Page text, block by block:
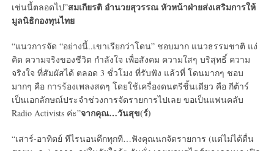
เช่นนี้ตลอดไป”สมเกียรติ อำนวยสุวรรณ หัวหน้าฝ่ายส่งเสริมการให้
มูลนิธิกองทุนไทย
“แนวการจัด “อย่างนี้..เขาเรียกว่าโดน” ชอบมาก แนวธรรมชาติ แง่
คิด ความจริงของชีวิต กำลังใจ เพื่อสังคม ความใสๆ บริสุทธิ์ ความ
จริงใจ ที่สัมผัสได้ ตลอด 3 ชั่วโมง ที่รับฟัง แล้วที่ โดนมากๆ ชอบ
มากๆ คือ การร้องเพลงสดๆ โดยใช้เครื่องดนตรีชิ้นเดียว คือ กีต้าร์
เป็นเอกลักษณ์ประจำช่วงการจัดรายการไปเลย ขอเป็นแฟนคลับ
Radio Activists ค่ะ”จากคุณ…วันสุข(ร์)
“เสาร์-อาทิตย์ ทีไรนอนดึกทุกที…ฟังคุณนกจัดรายการ (แต่ไม่ได้ตื่น